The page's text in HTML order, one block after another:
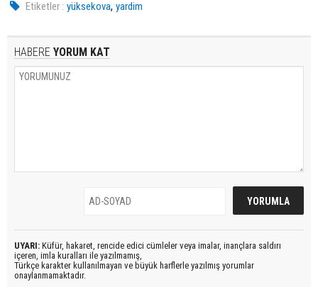
Etiketler : yüksekova,yardim
HABERE YORUM KAT
UYARI: Küfür, hakaret, rencide edici cümleler veya imalar, inançlara saldırı
içeren, imla kuralları ile yazılmamış,
Türkçe karakter kullanılmayan ve büyük harflerle yazılmış yorumlar
onaylanmamaktadır.